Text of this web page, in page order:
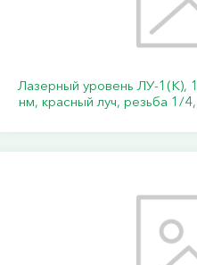
Лазерный уровень ЛУ-1(К),
нм, красный луч, резьба 1/